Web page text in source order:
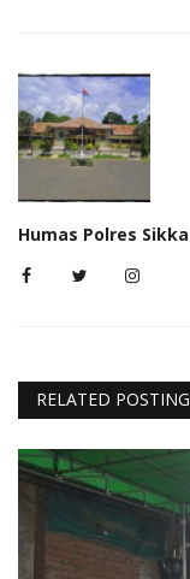
Humas Polres Sikka
RELATED POSTING